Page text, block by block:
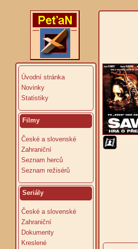
Úvodní stránka
Novinky
Statistiky
Filmy
České a slovenské
Zahraniční
Seznam herců
Seznam režisérů
Seriály
České a slovenské
Zahraniční
Dokumenty
Kreslené